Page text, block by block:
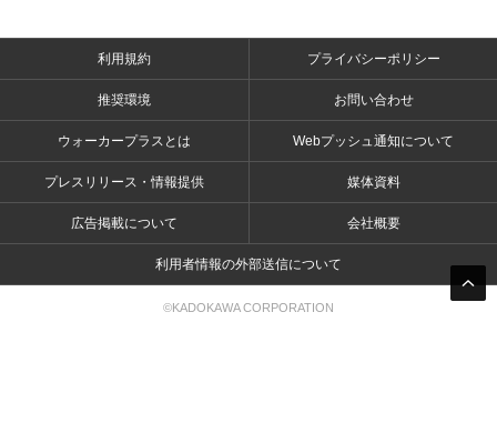
利用規約 プライバシーポリシー
推奨環境 お問い合わせ
ウォーカープラスとは Webプッシュ通知について
プレスリリース・情報提供 媒体資料
広告掲載について 会社概要
利用者情報の外部送信について
©KADOKAWA CORPORATION